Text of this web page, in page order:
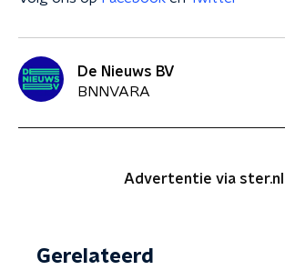
De Nieuws BV
BNNVARA
Advertentie via ster.nl
Gerelateerd